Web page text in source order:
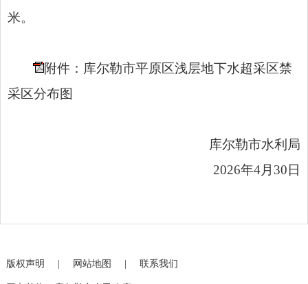
米。
附件：库尔勒市平原区浅层地下水超采区禁
采区分布图
库尔勒市水利局
2026年4月30日
版权声明 | 网站地图 | 联系我们